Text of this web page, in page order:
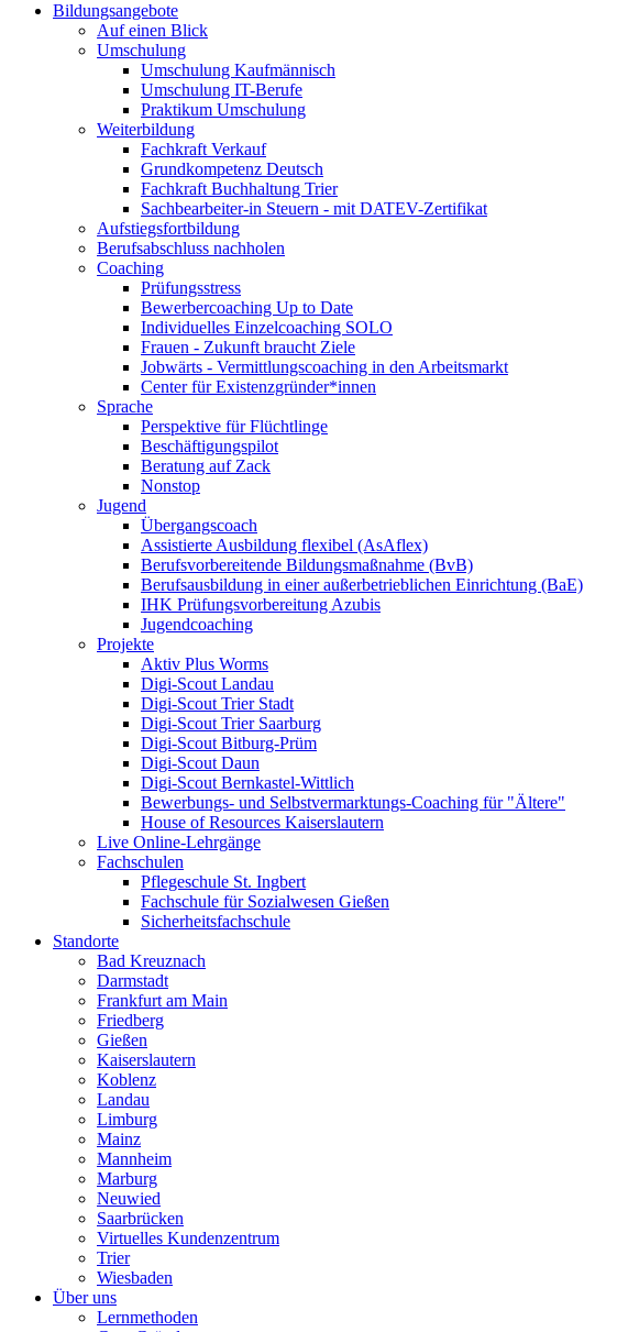
Bildungsangebote
Auf einen Blick
Umschulung
Umschulung Kaufmännisch
Umschulung IT-Berufe
Praktikum Umschulung
Weiterbildung
Fachkraft Verkauf
Grundkompetenz Deutsch
Fachkraft Buchhaltung Trier
Sachbearbeiter-in Steuern - mit DATEV-Zertifikat
Aufstiegsfortbildung
Berufsabschluss nachholen
Coaching
Prüfungsstress
Bewerbercoaching Up to Date
Individuelles Einzelcoaching SOLO
Frauen - Zukunft braucht Ziele
Jobwärts - Vermittlungscoaching in den Arbeitsmarkt
Center für Existenzgründer*innen
Sprache
Perspektive für Flüchtlinge
Beschäftigungspilot
Beratung auf Zack
Nonstop
Jugend
Übergangscoach
Assistierte Ausbildung flexibel (AsAflex)
Berufsvorbereitende Bildungsmaßnahme (BvB)
Berufsausbildung in einer außerbetrieblichen Einrichtung (BaE)
IHK Prüfungsvorbereitung Azubis
Jugendcoaching
Projekte
Aktiv Plus Worms
Digi-Scout Landau
Digi-Scout Trier Stadt
Digi-Scout Trier Saarburg
Digi-Scout Bitburg-Prüm
Digi-Scout Daun
Digi-Scout Bernkastel-Wittlich
Bewerbungs- und Selbstvermarktungs-Coaching für "Ältere"
House of Resources Kaiserslautern
Live Online-Lehrgänge
Fachschulen
Pflegeschule St. Ingbert
Fachschule für Sozialwesen Gießen
Sicherheitsfachschule
Standorte
Bad Kreuznach
Darmstadt
Frankfurt am Main
Friedberg
Gießen
Kaiserslautern
Koblenz
Landau
Limburg
Mainz
Mannheim
Marburg
Neuwied
Saarbrücken
Virtuelles Kundenzentrum
Trier
Wiesbaden
Über uns
Lernmethoden